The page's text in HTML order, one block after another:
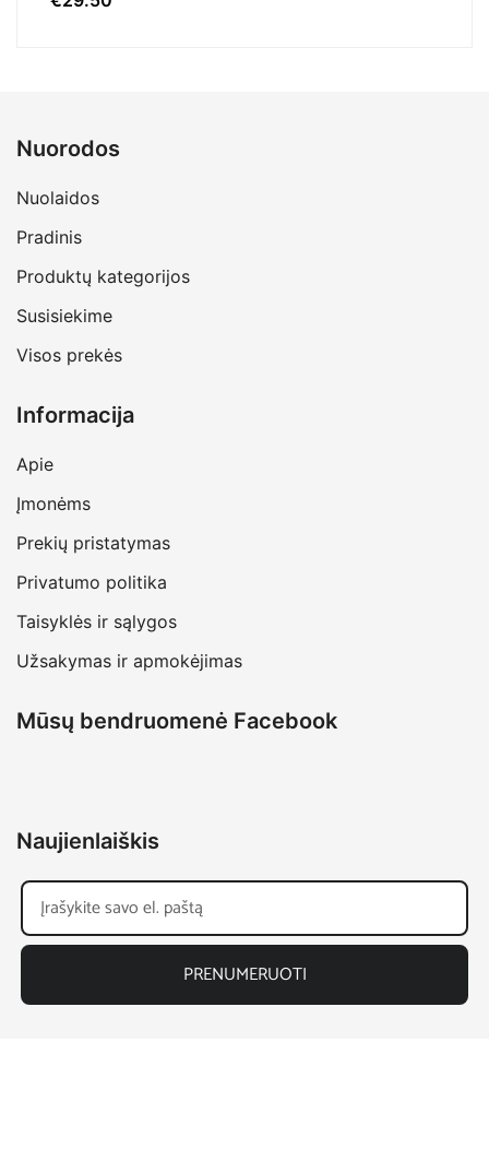
Nuorodos
Nuolaidos
Pradinis
Produktų kategorijos
Susisiekime
Visos prekės
Informacija
Apie
Įmonėms
Prekių pristatymas
Privatumo politika
Taisyklės ir sąlygos
Užsakymas ir apmokėjimas
Mūsų bendruomenė Facebook
Naujienlaiškis
PRENUMERUOTI